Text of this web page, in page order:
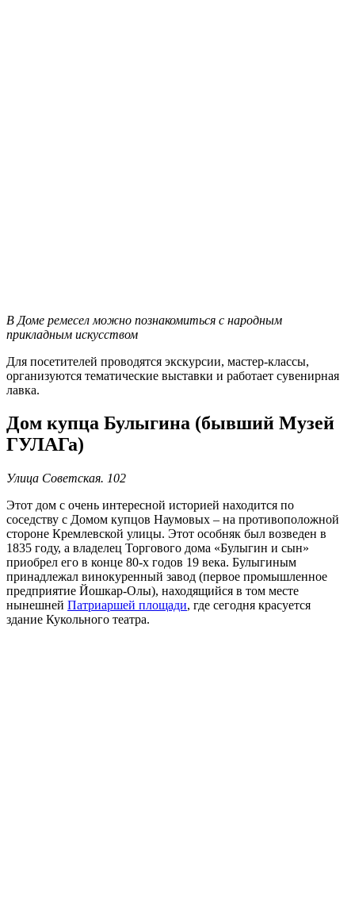
В Доме ремесел можно познакомиться с народным
прикладным искусством
Для посетителей проводятся экскурсии, мастер-классы,
организуются тематические выставки и работает сувенирная
лавка.
Дом купца Булыгина (бывший Музей
ГУЛАГа)
Улица Советская. 102
Этот дом с очень интересной историей находится по
соседству с Домом купцов Наумовых – на противоположной
стороне Кремлевской улицы. Этот особняк был возведен в
1835 году, а владелец Торгового дома «Булыгин и сын»
приобрел его в конце 80-х годов 19 века. Булыгиным
принадлежал винокуренный завод (первое промышленное
предприятие Йошкар-Олы), находящийся в том месте
нынешней Патриаршей площади, где сегодня красуется
здание Кукольного театра.